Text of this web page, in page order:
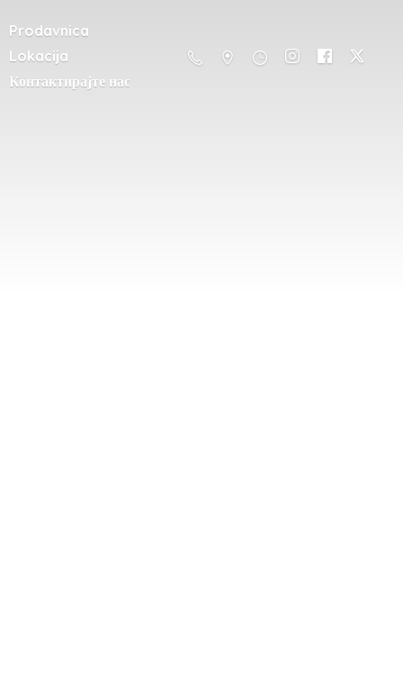
Prodavnica
Lokacija
Контактирајте нас